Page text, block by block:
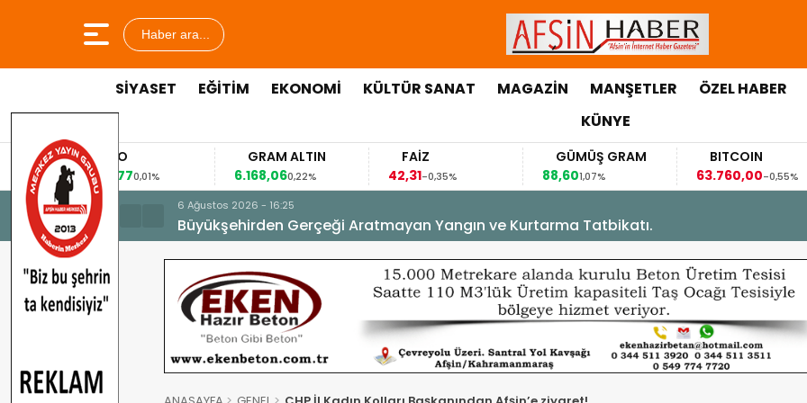
Haber ara...
SİYASET EĞİTİM EKONOMİ KÜLTÜR SANAT MAGAZİN MANŞETLER ÖZEL HABER
KÜNYE
EURO
53,8477
0,01%
GRAM ALTIN
6.168,060,22%
42,31-0,35%
GÜMÜŞ GRAM
88,601,07%
BITCOIN
63.760,00-0,55%
6 Ağustos 2026 - 16:25
Büyükşehirden Gerçeği Aratmayan Yangın ve Kurtarma Tatbikatı.